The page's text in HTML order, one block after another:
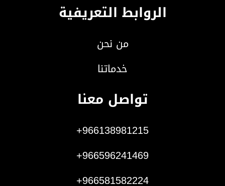
الروابط التعريفية
من نحن
خدماتنا
تواصل معنا
966138981215+
966596241469+
966581582224+